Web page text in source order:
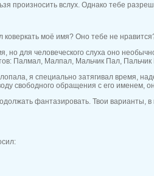
произносить вслух. Однако тебе
моё имя? Оно тебе не
но для человеческого слуха оно
Палмал, Малпал, Мальчик Пал, Пальчик
я специально затягивал время,
свободного обращения с его именем,
фантазировать. Твои варианты,